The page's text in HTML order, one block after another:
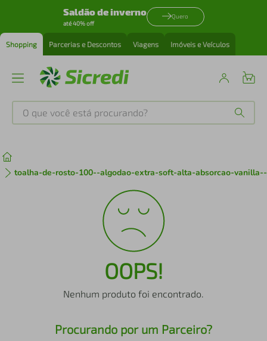
Saldão de inverno
até 40% off
Quero
Shopping Parcerias e Descontos Viagens Imóveis e Veículos
O que você está procurando?
toalha-de-rosto-100--algodao-extra-soft-alta-absorcao-
OOPS!
Nenhum produto foi encontrado.
Procurando por um Parceiro?
1
iphone